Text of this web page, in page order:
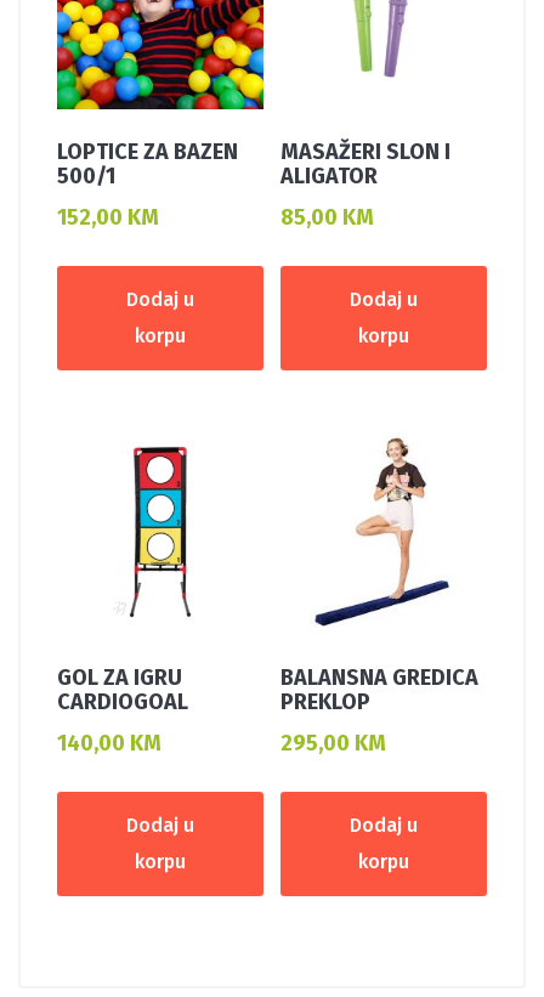
LOPTICE ZA BAZEN
500/1
152,00 KM
Dodaj u
korpu
MASAŽERI SLON I
ALIGATOR
85,00 KM
Dodaj u
korpu
GOL ZA IGRU
CARDIOGOAL
140,00 KM
Dodaj u
korpu
BALANSNA GREDICA
PREKLOP
295,00 KM
Dodaj u
korpu